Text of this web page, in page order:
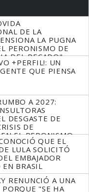
DE LA
LA PUGNA
PERONISMO DE
DEL PECADO"
+PERFIL!: UN
QUE PIENSA
A 2027:
DESGASTE DE
DE
EL PERONISMO
QUE EL
LULA SOLICITÓ
EMBAJADOR
BRASIL
RENUNCIÓ A UNA
"SE HA